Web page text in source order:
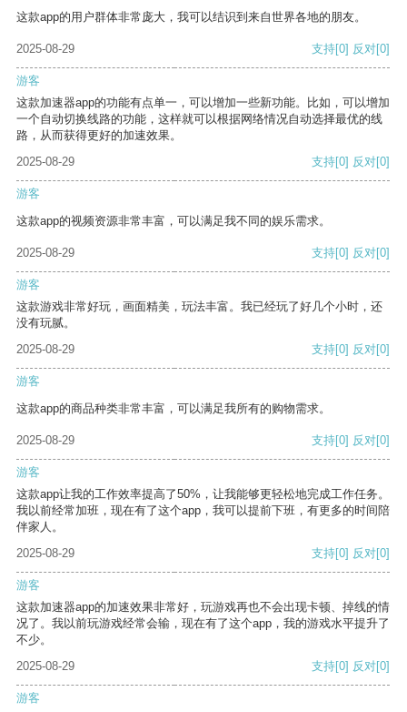
这款app的用户群体非常庞大，我可以结识到来自世界各地的朋友。
2025-08-29 支持[0] 反对[0]
游客
这款加速器app的功能有点单一，可以增加一些新功能。比如，可以增加
一个自动切换线路的功能，这样就可以根据网络情况自动选择最优的线
路，从而获得更好的加速效果。
2025-08-29
支持[0] 反对[0]
游客
这款app的视频资源非常丰富，可以满足我不同的娱乐需求。
2025-08-29 支持[0] 反对[0]
游客
这款游戏非常好玩，画面精美，玩法丰富。我已经玩了好几个小时，还
没有玩腻。
2025-08-29
支持[0] 反对[0]
游客
这款app的商品种类非常丰富，可以满足我所有的购物需求。
2025-08-29 支持[0] 反对[0]
游客
这款app让我的工作效率提高了50%，让我能够更轻松地完成工作任务。
我以前经常加班，现在有了这个app，我可以提前下班，有更多的时间陪
伴家人。
2025-08-29
支持[0] 反对[0]
游客
这款加速器app的加速效果非常好，玩游戏再也不会出现卡顿、掉线的情
况了。我以前玩游戏经常会输，现在有了这个app，我的游戏水平提升了
不少。
2025-08-29
支持[0] 反对[0]
游客